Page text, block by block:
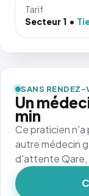
Tarif
Secteur 1
SANS RENDEZ-
Un
min
Ce praticien n'a
autre médecin
d'attente Qare,